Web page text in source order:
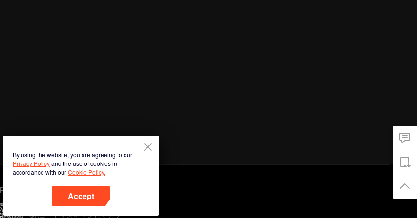
By using the website, you are agreeing to our
Privacy Policyand the use of cookies in
accordance with ourCookie Policy.
Accept
Phone
QRコードをスキャンしてアプ